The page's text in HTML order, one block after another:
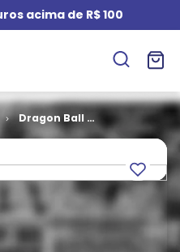
acima de R$ 100
Dragon Ball #